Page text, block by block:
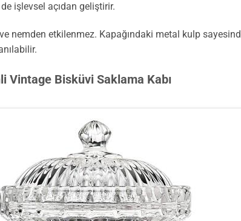
işlevsel açıdan geliştirir.
nemden etkilenmez. Kapağındaki metal kulp
Vintage Bisküvi Saklama Kabı